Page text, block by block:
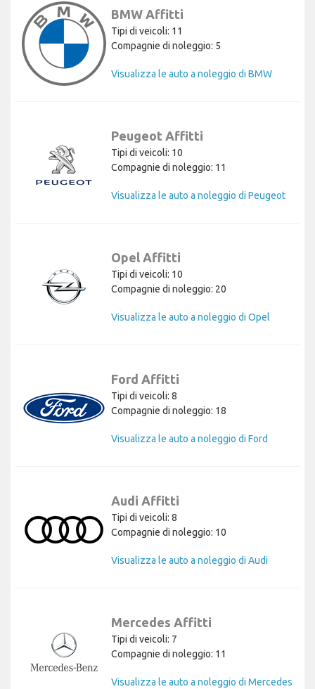
BMW Affitti
Tipi di veicoli: 11
Compagnie di noleggio: 5
Visualizza le auto a noleggio di BMW
Peugeot Affitti
Tipi di veicoli: 10
Compagnie di noleggio: 11
Visualizza le auto a noleggio di Peugeot
Opel Affitti
Tipi di veicoli: 10
Compagnie di noleggio: 20
Visualizza le auto a noleggio di Opel
Ford Affitti
Tipi di veicoli: 8
Compagnie di noleggio: 18
Visualizza le auto a noleggio di Ford
Audi Affitti
Tipi di veicoli: 8
Compagnie di noleggio: 10
Visualizza le auto a noleggio di Audi
Mercedes Affitti
Tipi di veicoli: 7
Compagnie di noleggio: 11
Visualizza le auto a noleggio di Mercedes